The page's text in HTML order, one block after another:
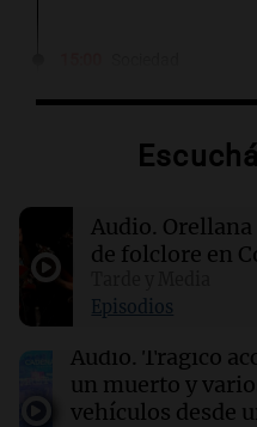
ganadores de hoy
España implementa
viajeros italianos
Ceuta
14:45
Racing se mide
caída con Tigre en
Audio. Orellana
de folclore en
Episodios
Audio. Trágico
un muerto y
vehículos desde